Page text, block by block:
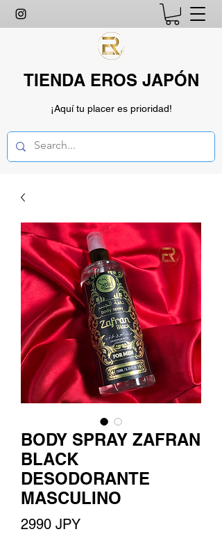
TIENDA EROS JAPÓN
¡Aquí tu placer es prioridad!
BODY SPRAY ZAFRAN
BLACK
DESODORANTE
MASCULINO
2990 JPYPrecio